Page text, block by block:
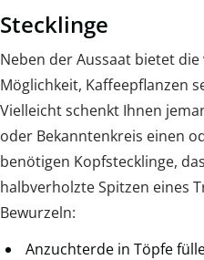
Stecklinge
Neben der Aussaat bietet
Möglichkeit, Kaffeepflanzen
Vielleicht schenkt Ihnen
oder Bekanntenkreis einen
benötigen Kopfstecklinge,
halbverholzte Spitzen eines
Bewurzeln:
Anzuchterde in Töpfe